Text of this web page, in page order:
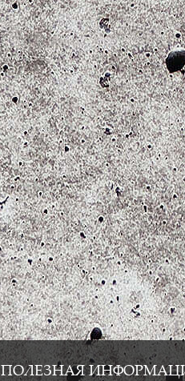
ПОЛЕЗНАЯ